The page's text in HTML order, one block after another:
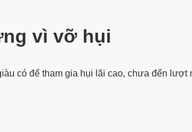
vì vỡ hụi
có để tham gia hụi lãi cao, chưa đến